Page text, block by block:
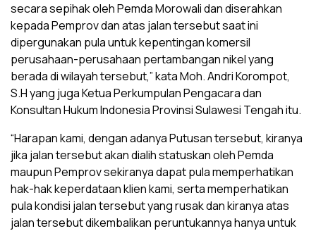
secara sepihak oleh Pemda Morowali dan diserahkan
kepada Pemprov dan atas jalan tersebut saat ini
dipergunakan pula untuk kepentingan komersil
perusahaan-perusahaan pertambangan nikel yang
berada di wilayah tersebut,” kata Moh. Andri Korompot,
S.H yang juga Ketua Perkumpulan Pengacara dan
Konsultan Hukum Indonesia Provinsi Sulawesi Tengah itu.
“Harapan kami, dengan adanya Putusan tersebut, kiranya
jika jalan tersebut akan dialih statuskan oleh Pemda
maupun Pemprov sekiranya dapat pula memperhatikan
hak-hak keperdataan klien kami, serta memperhatikan
pula kondisi jalan tersebut yang rusak dan kiranya atas
jalan tersebut dikembalikan peruntukannya hanya untuk